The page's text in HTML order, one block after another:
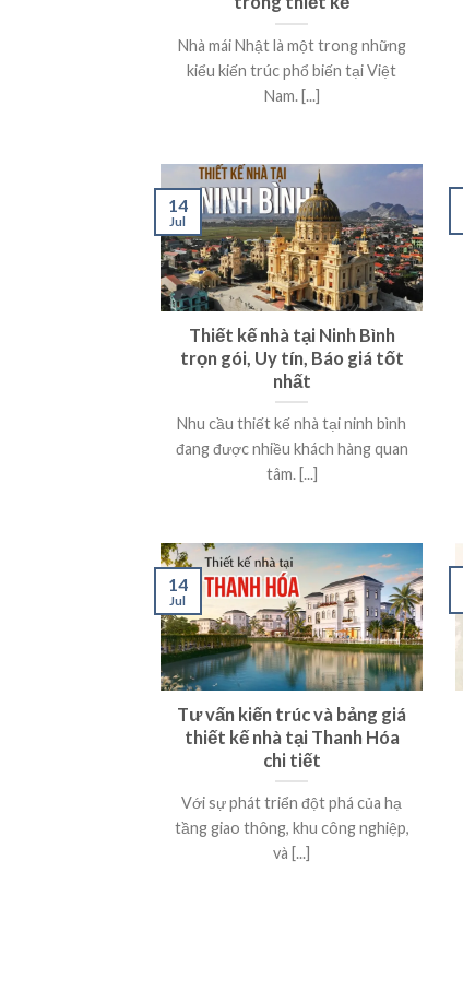
Nhà mái Nhật là một trong những
kiểu kiến trúc phổ biến tại Việt
Nam. [...]
Thiết kế nhà tại Ninh Bình
trọn gói, Uy tín, Báo giá tốt
nhất
Nhu cầu thiết kế nhà tại ninh bình
đang được nhiều khách hàng quan
tâm. [...]
14
Jul
Tư vấn kiến trúc và bảng giá
thiết kế nhà tại Thanh Hóa
chi tiết
Với sự phát triển đột phá của hạ
tầng giao thông, khu công nghiệp,
và [...]
14
Jul